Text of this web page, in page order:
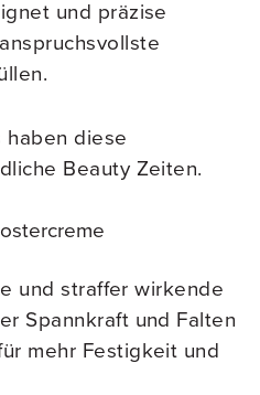
und präzise
haben diese
Beauty Zeiten.
und straffer wirkende
Spannkraft und Falten
mehr Festigkeit und